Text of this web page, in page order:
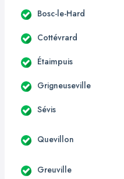
Bosc-le-Hard
Cottévrard
Étaimpuis
Grigneuseville
Sévis
Quevillon
Greuville